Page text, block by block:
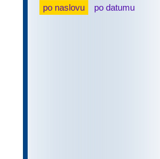
po naslovu
po datumu